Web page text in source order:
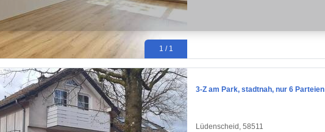
1 / 1
3-Z am Park, stadtnah, nur 6 Parteien
Lüdenscheid, 58511